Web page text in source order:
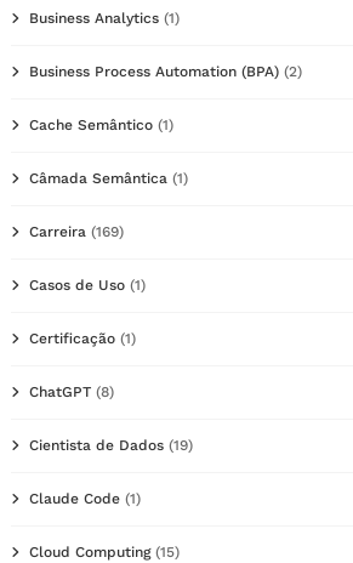
Business Analytics (1)
Business Process Automation (BPA) (2)
Cache Semântico (1)
Câmada Semântica (1)
Carreira (169)
Casos de Uso (1)
Certificação (1)
ChatGPT (8)
Cientista de Dados (19)
Claude Code (1)
Cloud Computing(15)